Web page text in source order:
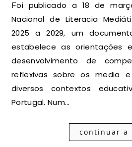
Foi publicado a 18 de março de 2025 o Plano
Nacional de Literacia
2025 a 2029, um
estabelece as orientações
desenvolvimento de
reflexivas sobre os media
diversos contextos
Portugal. Num…
continuar a